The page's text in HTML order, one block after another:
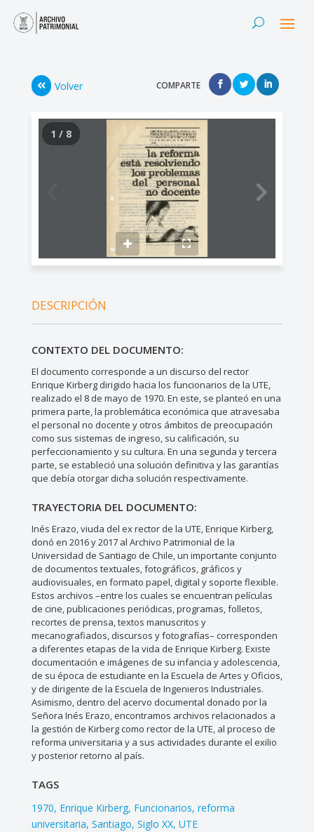
Volver COMPARTE
1 / 8
DESCRIPCIÓN
CONTEXTO DEL DOCUMENTO:
El documento corresponde a un discurso del rector
Enrique Kirberg dirigido hacia los funcionarios de la UTE,
realizado el 8 de mayo de 1970. En este, se planteó en una
primera parte, la problemática económica que atravesaba
el personal no docente y otros ámbitos de preocupación
como sus sistemas de ingreso, su calificación, su
perfeccionamiento y su cultura. En una segunda y tercera
parte, se estableció una solución definitiva y las garantías
que debía otorgar dicha solución respectivamente.
TRAYECTORIA DEL DOCUMENTO:
Inés Erazo, viuda del ex rector de la UTE, Enrique Kirberg,
donó en 2016 y 2017 al Archivo Patrimonial de la
Universidad de Santiago de Chile, un importante conjunto
de documentos textuales, fotográficos, gráficos y
audiovisuales, en formato papel, digital y soporte flexible.
Estos archivos –entre los cuales se encuentran películas
de cine, publicaciones periódicas, programas, folletos,
recortes de prensa, textos manuscritos y
mecanografiados, discursos y fotografías– corresponden
a diferentes etapas de la vida de Enrique Kirberg. Existe
documentación e imágenes de su infancia y adolescencia,
de su época de estudiante en la Escuela de Artes y Oficios,
y de dirigente de la Escuela de Ingenieros Industriales.
Asimismo, dentro del acervo documental donado por la
Señora Inés Erazo, encontramos archivos relacionados a
la gestión de Kirberg como rector de la UTE, al proceso de
reforma universitaria y a sus actividades durante el exilio
y posterior retorno al país.
TAGS
1970 Enrique Kirberg Funcionarios reforma
universitaria Santiago Siglo XX UTE